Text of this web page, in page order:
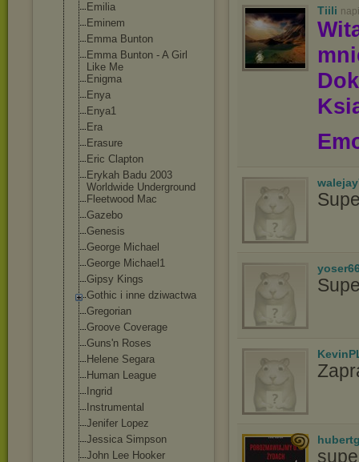
Emilia
Eminem
Emma Bunton
Emma Bunton - A Girl
Like Me
Enigma
Enya
Enya1
Era
Erasure
Eric Clapton
Erykah Badu 2003
Worldwide Underground
Fleetwood Mac
Gazebo
Genesis
George Michael
George Michael1
Gipsy Kings
Gothic i inne dziwactwa
Gregorian
Groove Coverage
Guns'n Roses
Helene Segara
Human League
Ingrid
Instrumental
Jenifer Lopez
Jessica Simpson
John Lee Hooker
Tiili